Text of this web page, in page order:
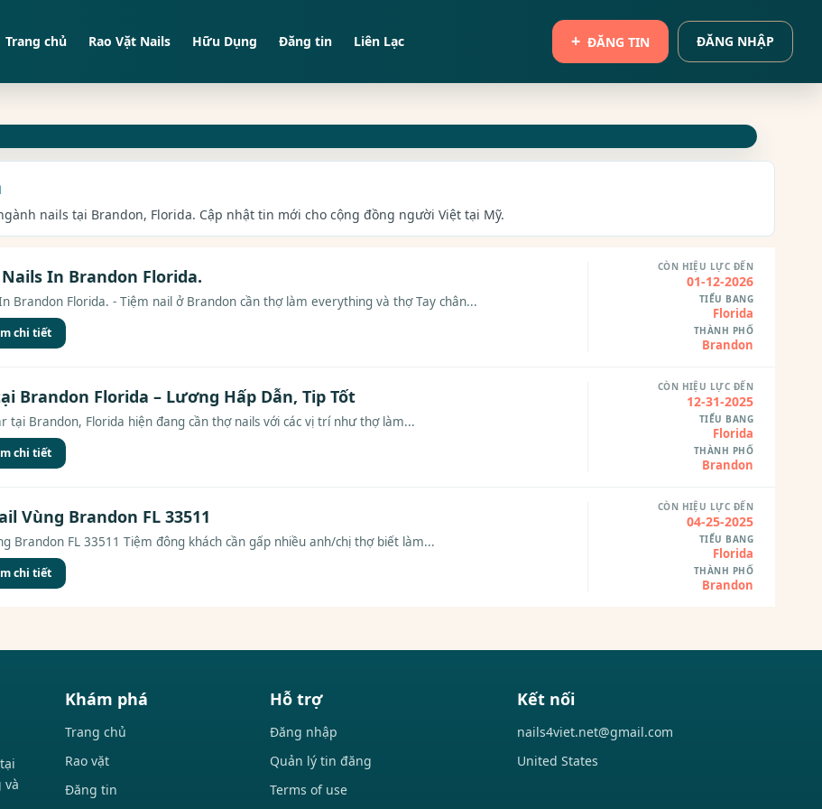
Trang chủ Rao Vặt Nails Hữu Dụng Đăng tin Liên Lạc ĐĂNG TIN ĐĂNG NHẬP
nails tại Brandon, Florida. Cập nhật tin mới cho cộng đồng người Việt tại Mỹ.
In Brandon Florida.
Brandon Florida. - Tiệm nail ở Brandon cần thợ làm everything và thợ Tay chân...
chi tiết
CÒN HIỆU LỰC ĐẾN
01-12-2026
TIỂU BANG
Florida
THÀNH PHỐ
Brandon
Brandon Florida – Lương Hấp Dẫn, Tip Tốt
tại Brandon, Florida hiện đang cần thợ nails với các vị trí như thợ làm...
chi tiết
CÒN HIỆU LỰC ĐẾN
12-31-2025
TIỂU BANG
Florida
THÀNH PHỐ
Brandon
Vùng Brandon FL 33511
Brandon FL 33511 Tiệm đông khách cần gấp nhiều anh/chị thợ biết làm...
chi tiết
CÒN HIỆU LỰC ĐẾN
04-25-2025
TIỂU BANG
Florida
THÀNH PHỐ
Brandon
và
Khám phá
Trang chủ
Rao vặt
Đăng tin
Hỗ trợ
Đăng nhập
Quản lý tin đăng
Terms of use
Kết nối
nails4viet.net@gmail.com
United States